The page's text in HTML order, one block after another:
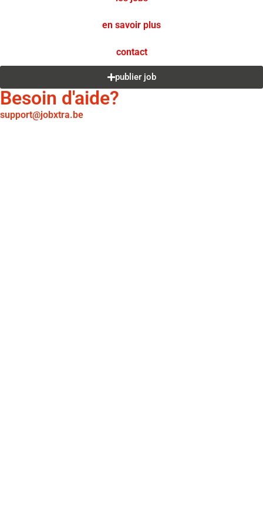
en savoir plus
contact
publier job
Besoin d'aide?
support@jobxtra.be